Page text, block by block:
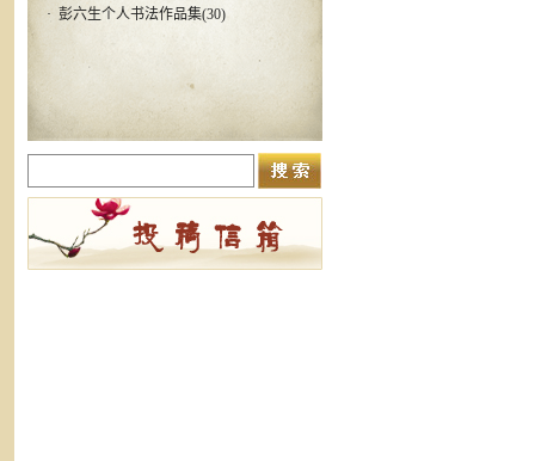
· 彭六生个人书法作品集(30)